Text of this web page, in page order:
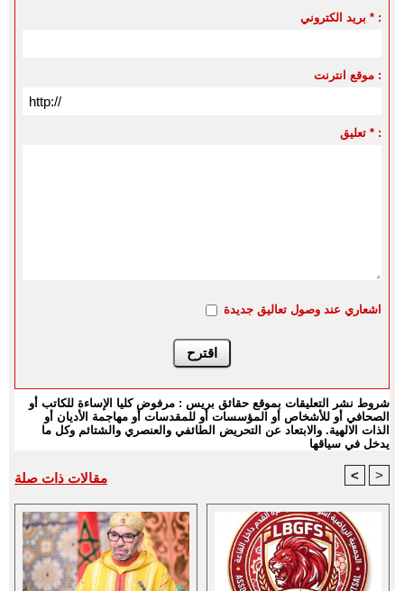
بريد الكتروني * :
موقع انترنت :
تعليق * :
اشعاري عند وصول تعاليق جديدة
شروط نشر التعليقات بموقع حقائق بريس : مرفوض كليا الإساءة للكاتب أو
الصحافي أو للأشخاص أو المؤسسات أو للمقدسات أو مهاجمة الأديان أو
الذات الالهية. والابتعاد عن التحريض الطائفي والعنصري والشتائم وكل ما
يدخل في سياقها
مقالات ذات صلة < >